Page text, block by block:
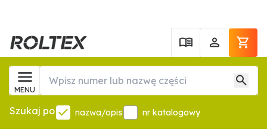
MENU
Szukaj po nazwa/opis nr katalogowy